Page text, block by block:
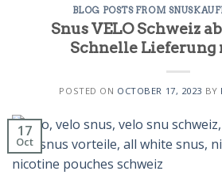
BLOG POSTS FROM
Snus VELO Schweiz
Schnelle Lieferung
POSTED ON OCTOBER 17, 2023 BY
17
Oct